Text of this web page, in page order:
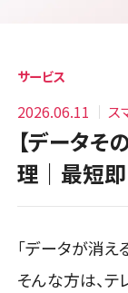
サービス
2026.06.11 ス
【データそ
理｜最短
「データが消
そんな方は、テ